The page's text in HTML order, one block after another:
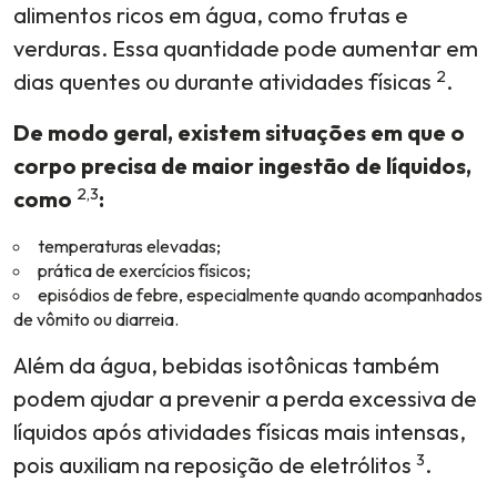
alimentos ricos em água, como frutas e
verduras. Essa quantidade pode aumentar em
dias quentes ou durante atividades físicas 2.
De modo geral, existem situações em que o
corpo precisa de maior ingestão de líquidos,
como 2,3:
temperaturas elevadas;
prática de exercícios físicos;
episódios de febre, especialmente quando acompanhados
de vômito ou diarreia.
Além da água, bebidas isotônicas também
podem ajudar a prevenir a perda excessiva de
líquidos após atividades físicas mais intensas,
pois auxiliam na reposição de eletrólitos 3.